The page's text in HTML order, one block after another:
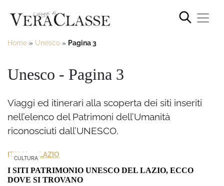
Home » Unesco » Pagina 3
Unesco - Pagina 3
Viaggi ed itinerari alla scoperta dei siti inseriti
nell’elenco del Patrimoni dell’Umanità
riconosciuti dall’UNESCO.
CULTURA
ITALIA > LAZIO
I SITI PATRIMONIO UNESCO DEL LAZIO, ECCO
DOVE SI TROVANO